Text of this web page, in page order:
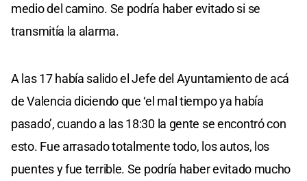
medio del camino. Se podría haber evitado si se
transmitía la alarma.
A las 17 había salido el Jefe del Ayuntamiento de acá
de Valencia diciendo que ‘el mal tiempo ya había
pasado’, cuando a las 18:30 la gente se encontró con
esto. Fue arrasado totalmente todo, los autos, los
puentes y fue terrible. Se podría haber evitado mucho